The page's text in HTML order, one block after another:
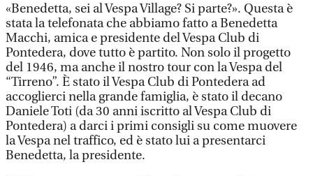
«Benedetta, sei al Vespa Village? Si parte?». Questa è
stata la telefonata che abbiamo fatto a Benedetta
Macchi, amica e presidente del Vespa Club di
Pontedera, dove tutto è partito. Non solo il progetto
del 1946, ma anche il nostro tour con la Vespa del
“Tirreno”. È stato il Vespa Club di Pontedera ad
accoglierci nella grande famiglia, è stato il decano
Daniele Toti (da 30 anni iscritto al Vespa Club di
Pontedera) a darci i primi consigli su come muovere
la Vespa nel traffico, ed è stato lui a presentarci
Benedetta, la presidente.